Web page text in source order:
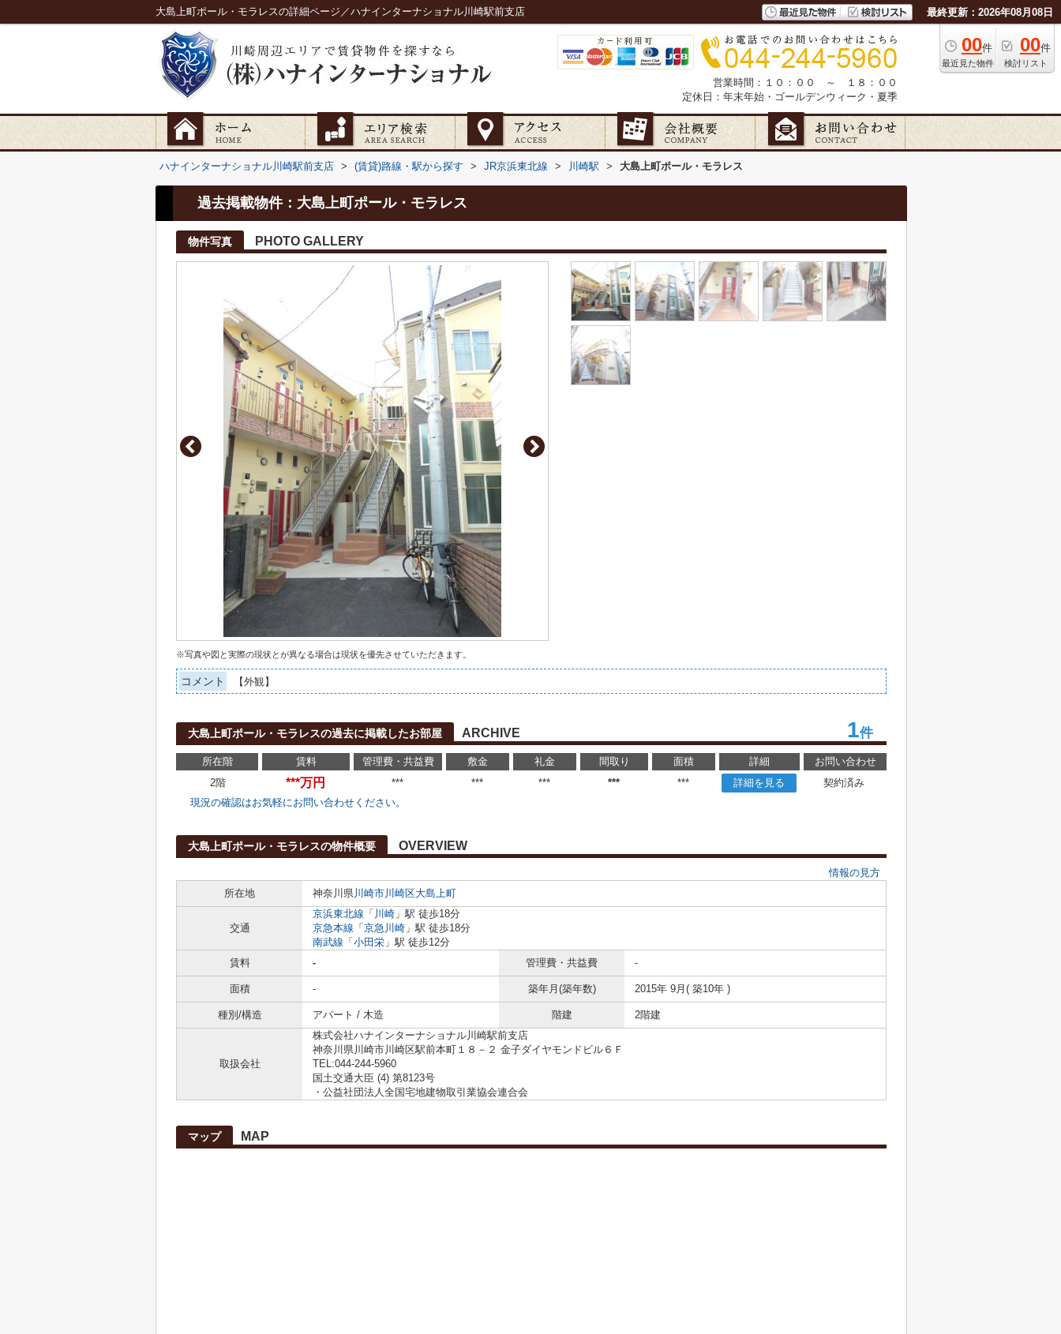
大島上町ポール・モラレスの詳細ページ／ハナインターナショナル川崎駅前支店 最終更新：2026年08月08日
00件
最近見た物件
00件
検討リスト
営業時間：１０：００ ～ １８：００
定休日：年末年始・ゴールデンウィーク・夏季
ハナインターナショナル川崎駅前支店 > (賃貸)路線・駅から探す > JR京浜東北線 > 川崎駅 > 大島上町ポール・モラレス
過去掲載物件：大島上町ポール・モラレス
物件写真 PHOTO GALLERY
※写真や図と実際の現状とが異なる場合は現状を優先させていただきます。
コメント 【外観】
大島上町ポール・モラレスの過去に掲載したお部屋 ARCHIVE 1件
所在階 賃料 管理費・共益費 敷金 礼金 間取り 面積 詳細
お問い合わせ
2階
***万円 *** *** *** *** *** 詳細を見る
契約済み
現況の確認はお気軽にお問い合わせください。
大島上町ポール・モラレスの物件概要 OVERVIEW
情報の見方
所在地
神奈川県川崎市川崎区大島上町
交通
京浜東北線 「 川崎 」駅 徒歩18分
京急本線 「 京急川崎 」駅 徒歩18分
南武線 「 小田栄 」駅 徒歩12分
賃料
- 管理費・共益費 -
面積 - 築年月(築年数) 2015年 9月( 築10年 )
種別/構造 アパート / 木造 階建 2階建
取扱会社
株式会社ハナインターナショナル川崎駅前支店
神奈川県川崎市川崎区駅前本町１８－２ 金子ダイヤモンドビル６Ｆ
TEL:044-244-5960
国土交通大臣 (4) 第8123号
・公益社団法人全国宅地建物取引業協会連合会
マップ MAP